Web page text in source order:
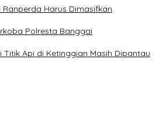
Ranperda Harus Dimasifkan
Polresta Banggai
Api di Ketinggian Masih Dipantau